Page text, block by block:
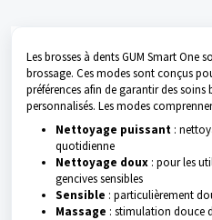
Les brosses à dents GUM Smart One
brossage. Ces modes sont conçus
préférences afin de garantir des
personnalisés. Les modes
Nettoyage puissant :
quotidienne
Nettoyage doux : pour les
gencives sensibles
Sensible : particulièrement
Massage : stimulation douce